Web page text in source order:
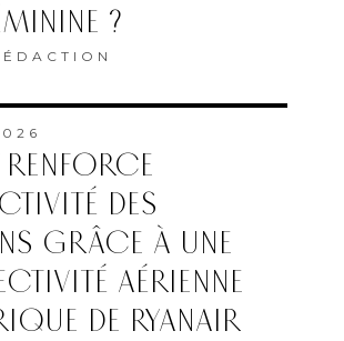
?
RENFORCE
DES
GRÂCE À UNE
AÉRIENNE
DE RYANAIR